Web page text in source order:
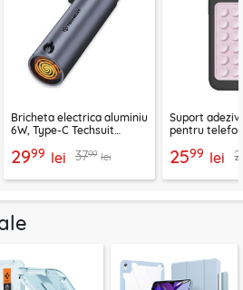
Bricheta electrica aluminiu
6W, Type-C Techsuit
2999 lei 3799 lei
Suport
pentru
2599 lei